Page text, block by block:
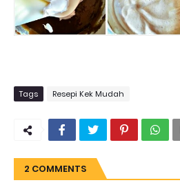
Tags Resepi Kek Mudah
2 COMMENTS